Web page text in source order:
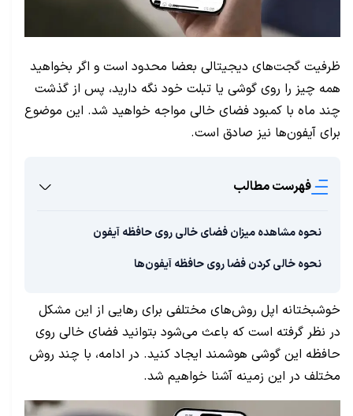
ظرفیت گجت‌های دیجیتالی بعضا محدود است و اگر بخواهید
همه چیز را روی گوشی یا تبلت خود نگه دارید، پس از گذشت
چند ماه با کمبود فضای خالی مواجه خواهید شد. این موضوع
برای آیفون‌ها نیز صادق است.
فهرست مطالب
نحوه مشاهده میزان فضای خالی روی حافظه آیفون
نحوه خالی کردن فضا روی حافظه آیفون‌ها
خوشبختانه اپل روش‌های مختلفی برای رهایی از این مشکل
در نظر گرفته است که باعث می‌شود بتوانید فضای خالی روی
حافظه این گوشی هوشمند ایجاد کنید. در ادامه، با چند روش
مختلف در این زمینه آشنا خواهیم شد.